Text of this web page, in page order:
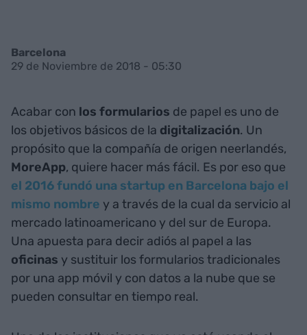
Barcelona
29 de Noviembre de 2018 - 05:30
Acabar con los formularios de papel es uno de
los objetivos básicos de la digitalización. Un
propósito que la compañía de origen neerlandés,
MoreApp, quiere hacer más fácil. Es por eso que
el 2016 fundó una startup en Barcelona bajo el
mismo nombre y a través de la cual da servicio al
mercado latinoamericano y del sur de Europa.
Una apuesta para decir adiós al papel a las
oficinas y sustituir los formularios tradicionales
por una app móvil y con datos a la nube que se
pueden consultar en tiempo real.